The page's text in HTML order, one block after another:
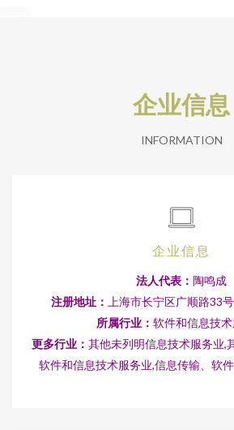
企业信息
INFORMATION
企业信息
法人代表： 陶鸣成
注册地址：
上海市长宁区广顺路33
所属行业： 软件和信息技
更多行业： 其他未列明信息技术服务业,
软件和信息技术服务业,信息传输、软